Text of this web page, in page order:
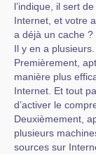
l’indique, il sert
Internet, et votre
a déjà un cache ?
Il y en a plusieurs.
Premièrement,
manière plus
Internet. Et tout
d’activer le
Deuxièmement,
plusieurs
sources sur